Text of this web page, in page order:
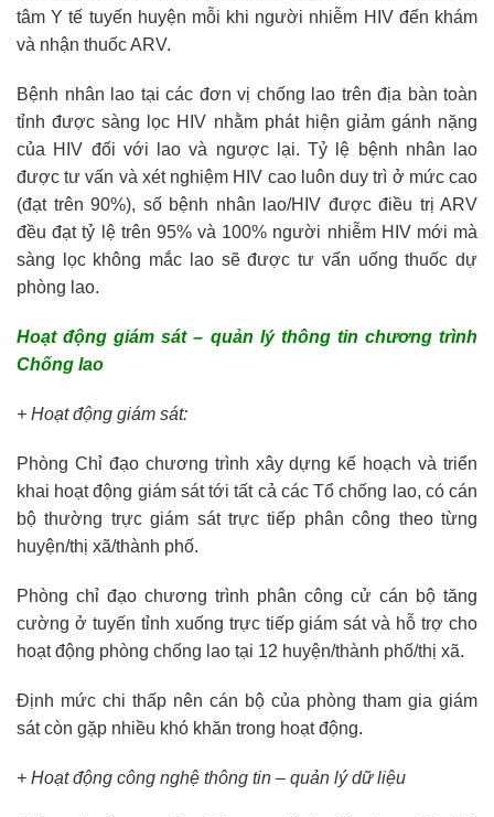
tâm Y tế tuyến huyện mỗi khi người nhiễm HIV đến khám
và nhận thuốc ARV.
Bệnh nhân lao tại các đơn vị chống lao trên địa bàn toàn
tỉnh được sàng lọc HIV nhằm phát hiện giảm gánh nặng
của HIV đối với lao và ngược lại. Tỷ lệ bệnh nhân lao
được tư vấn và xét nghiệm HIV cao luôn duy trì ở mức cao
(đạt trên 90%), số bệnh nhân lao/HIV được điều trị ARV
đều đạt tỷ lệ trên 95% và 100% người nhiễm HIV mới mà
sàng lọc không mắc lao sẽ được tư vấn uống thuốc dự
phòng lao.
Hoạt động giám sát – quản lý thông tin chương trình
Chống lao
+ Hoạt động giám sát:
Phòng Chỉ đạo chương trình xây dựng kế hoạch và triển
khai hoạt động giám sát tới tất cả các Tổ chống lao, có cán
bộ thường trực giám sát trực tiếp phân công theo từng
huyện/thị xã/thành phố.
Phòng chỉ đạo chương trình phân công cử cán bộ tăng
cường ở tuyến tỉnh xuống trực tiếp giám sát và hỗ trợ cho
hoạt động phòng chống lao tại 12 huyện/thành phố/thị xã.
Định mức chi thấp nên cán bộ của phòng tham gia giám
sát còn gặp nhiều khó khăn trong hoạt động.
+ Hoạt động công nghệ thông tin – quản lý dữ liệu